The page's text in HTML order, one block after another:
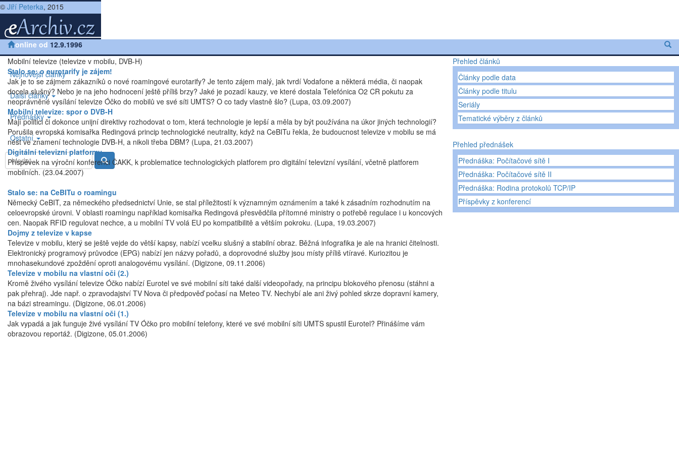
© Jiří Peterka, 2015
online od 12.9.1996
Nejnovější články
Další články
Přednášky
Ostatní
|Všechny články|Články podle témat
Mobilní televize (televize v mobilu, DVB-H)
Stalo se: o eurotarify je zájem!
Jak je to se zájmem zákazníků o nové roamingové eurotarify? Je tento zájem malý, jak tvrdí Vodafone a některá média, či naopak
docela slušný? Nebo je na jeho hodnocení ještě příliš brzy? Jaké je pozadí kauzy, ve které dostala Telefónica O2 CR pokutu za
neoprávněné vysílání televize Óčko do mobilů ve své síti UMTS? O co tady vlastně šlo? (Lupa, 03.09.2007)
Mobilní televize: spor o DVB-H
Mají politici či dokonce unijní direktivy rozhodovat o tom, která technologie je lepší a měla by být používána na úkor jiných technologií?
Porušila evropská komisařka Redingová princip technologické neutrality, když na CeBITu řekla, že budoucnost televize v mobilu se má
nést ve znamení technologie DVB-H, a nikoli třeba DBM? (Lupa, 21.03.2007)
Digitální televizní platformy
Příspěvek na výroční konferenci ČAKK, k problematice technologických platforem pro digitální televizní vysílání, včetně platforem
mobilních. (23.04.2007)
Stalo se: na CeBITu o roamingu
Německý CeBIT, za německého předsednictví Unie, se stal příležitostí k významným oznámením a také k zásadním rozhodnutím na
celoevropské úrovni. V oblasti roamingu například komisařka Redingová přesvědčila přítomné ministry o potřebě regulace i u koncových
cen. Naopak RFID regulovat nechce, a u mobilní TV volá EU po kompatibilitě a větším pokroku. (Lupa, 19.03.2007)
Dojmy z televize v kapse
Televize v mobilu, který se ještě vejde do větší kapsy, nabízí vcelku slušný a stabilní obraz. Běžná infografika je ale na hranici čitelnosti.
Elektronický programový průvodce (EPG) nabízí jen názvy pořadů, a doprovodné služby jsou místy příliš vtíravé. Kuriozitou je
mnohasekundové zpoždění oproti analogovému vysílání. (Digizone, 09.11.2006)
Televize v mobilu na vlastní oči (2.)
Kromě živého vysílání televize Óčko nabízí Eurotel ve své mobilní síti také další videopořady, na principu blokového přenosu (stáhni a
pak přehraj). Jde např. o zpravodajství TV Nova či předpověď počasí na Meteo TV. Nechybí ale ani živý pohled skrze dopravní kamery,
na bázi streamingu. (Digizone, 06.01.2006)
Televize v mobilu na vlastní oči (1.)
Jak vypadá a jak funguje živé vysílání TV Óčko pro mobilní telefony, které ve své mobilní síti UMTS spustil Eurotel? Přinášíme vám
obrazovou reportáž. (Digizone, 05.01.2006)
Přehled článků
Články podle data
Články podle titulu
Seriály
Tematické výběry z článků
Přehled přednášek
Přednáška: Počítačové sítě I
Přednáška: Počítačové sítě II
Přednáška: Rodina protokolů TCP/IP
Příspěvky z konferencí